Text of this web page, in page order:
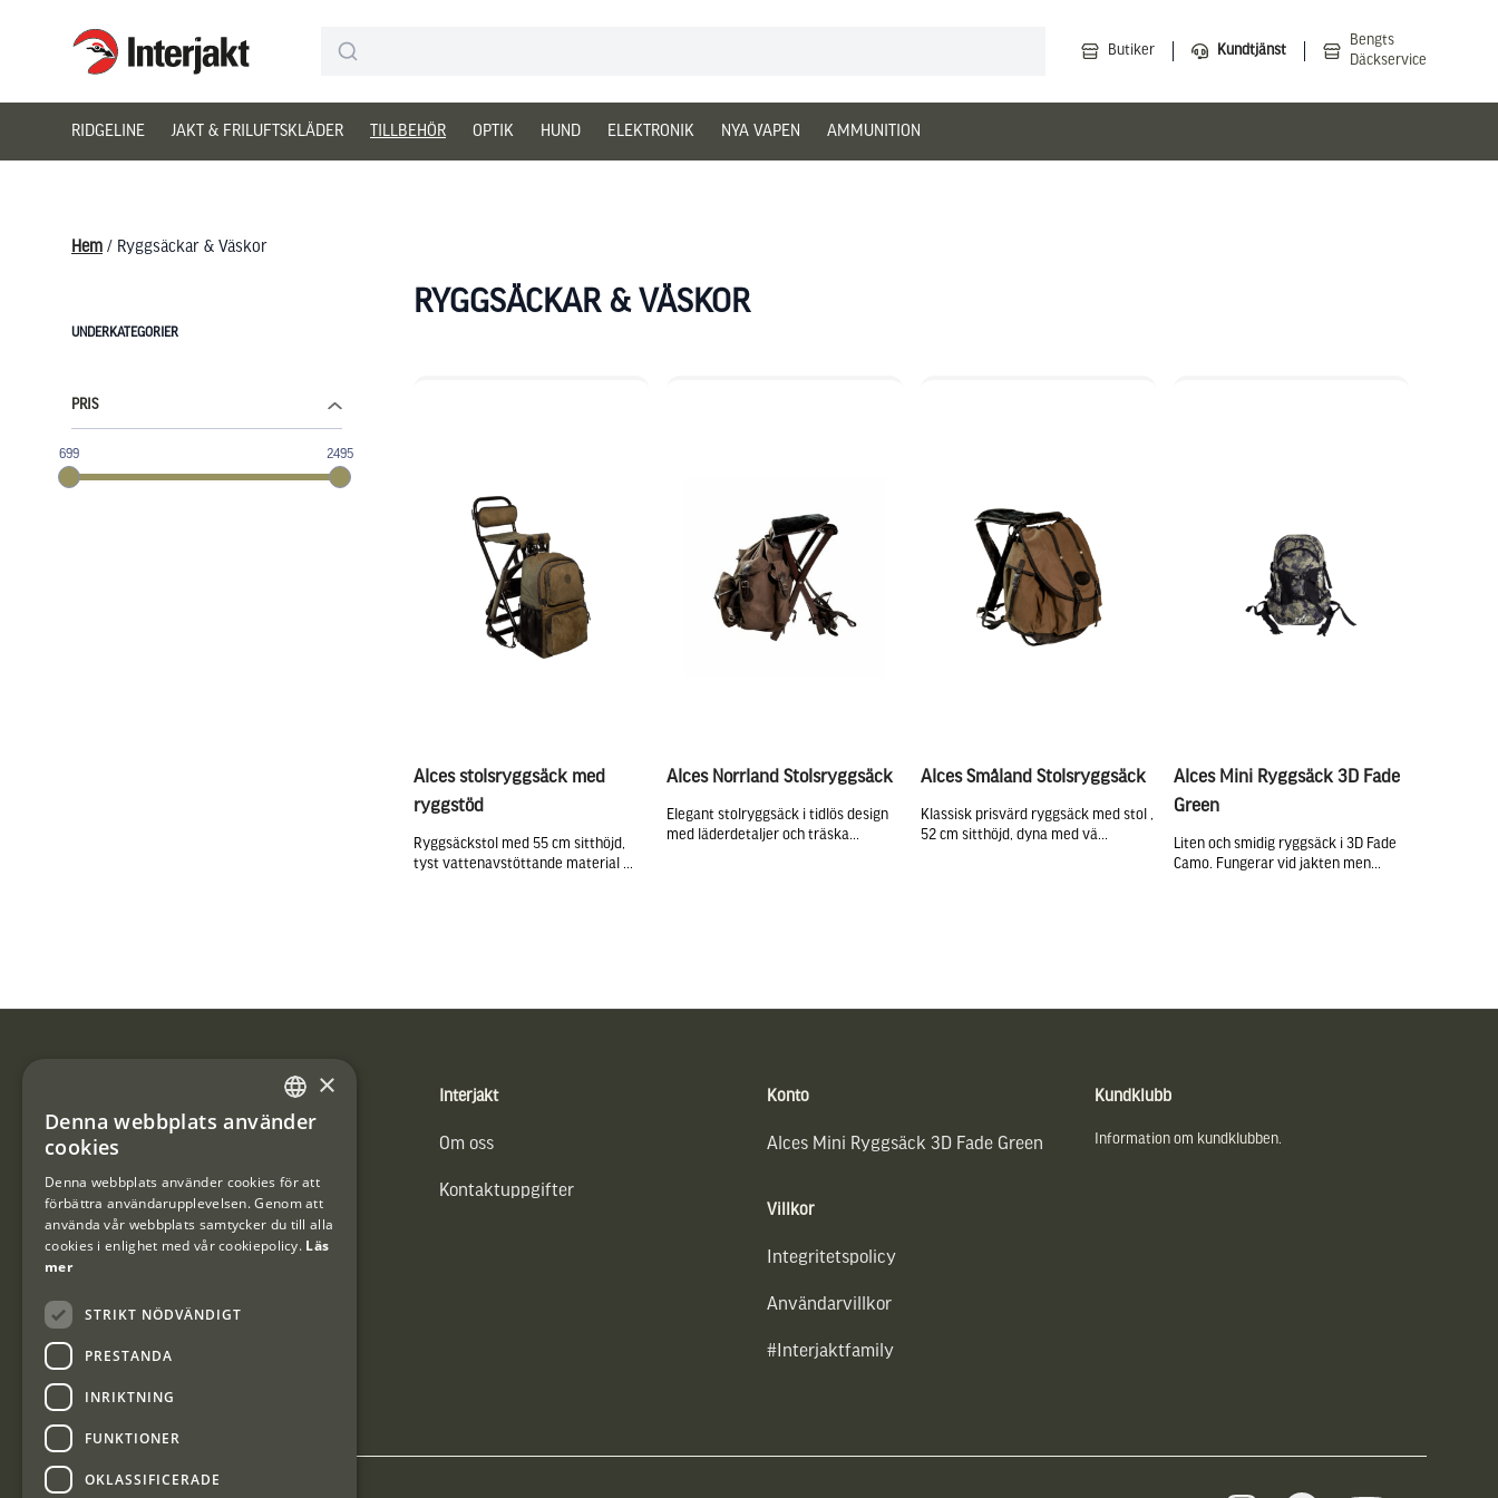
Interjakt SE Butiker Kundtjänst
Bengts
Däckservice
RIDGELINE JAKT & FRILUFTSKLÄDER TILLBEHÖR OPTIK HUND ELEKTRONIK NYA VAPEN AMMUNITION
Hem / Ryggsäckar & Väskor
UNDERKATEGORIER
PRIS
699 2495
RYGGSÄCKAR & VÄSKOR
Alces stolsryggsäck med
ryggstöd
Ryggsäckstol med 55 cm sitthöjd,
tyst vattenavstöttande material ...
Alces Norrland Stolsryggsäck
Elegant stolryggsäck i tidlös design
med läderdetaljer och träska...
Alces Småland Stolsryggsäck
Klassisk prisvärd ryggsäck med stol ,
52 cm sitthöjd, dyna med vä...
Alces Mini Ryggsäck 3D Fade
Green
Liten och smidig ryggsäck i 3D Fade
Camo. Fungerar vid jakten men...
Vännäs Friluftbyxa
Interjakt
Om oss
Kontaktuppgifter
Konto
Alces Mini Ryggsäck 3D Fade Green
Villkor
Integritetspolicy
Användarvillkor
#Interjaktfamily
Kundklubb
Information om kundklubben.
SWEDISH
×
Denna webbplats använder
cookies
Denna webbplats använder cookies för att
förbättra användarupplevelsen. Genom att
använda vår webbplats samtycker du till alla
cookies i enlighet med vår cookiepolicy. Läs
mer
STRIKT NÖDVÄNDIGT
PRESTANDA
INRIKTNING
FUNKTIONER
OKLASSIFICERADE